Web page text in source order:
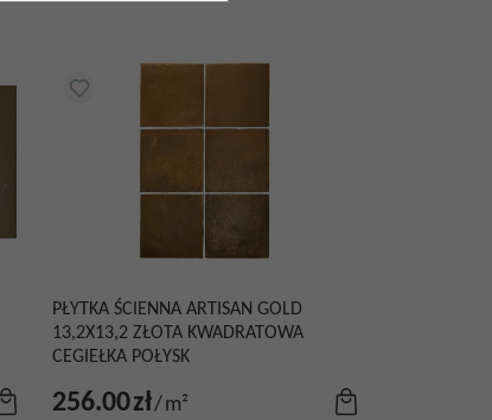
PŁYTKA ŚCIENNA ARTISAN GOLD
13,2X13,2 ZŁOTA KWADRATOWA
CEGIEŁKA POŁYSK
256.00zł/ m²